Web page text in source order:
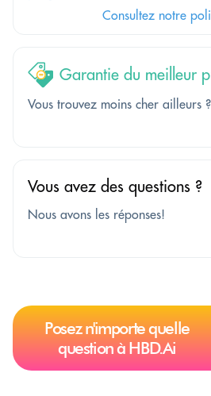
Consultez notre
Garantie du meilleur
Vous trouvez moins cher ailleurs
Vous avez des questions ?
Nous avons les réponses!
Posez n'importe quelle
question à HBD.Ai